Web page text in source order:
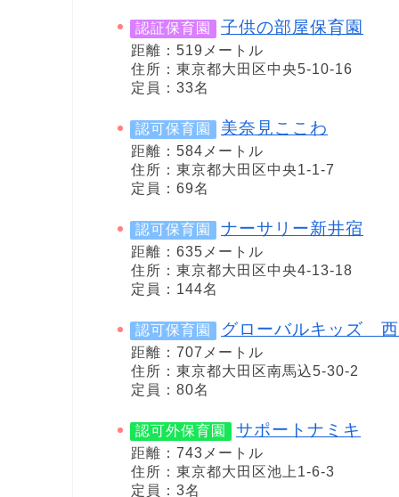
認証保育園 子供の部屋保育園
距離：519メートル
住所：東京都大田区中央5-10-16
定員：33名
認可保育園 美奈見ここわ
距離：584メートル
住所：東京都大田区中央1-1-7
定員：69名
認可保育園 ナーサリー新井宿
距離：635メートル
住所：東京都大田区中央4-13-18
定員：144名
認可保育園 グローバルキッズ
距離：707メートル
住所：東京都大田区南馬込5-30-2
定員：80名
認可外保育園 サポートナミキ
距離：743メートル
住所：東京都大田区池上1-6-3
定員：3名